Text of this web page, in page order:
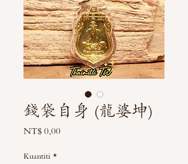
錢袋自身 (龍婆坤)
NT$ 0,00Harga
Kuantiti *